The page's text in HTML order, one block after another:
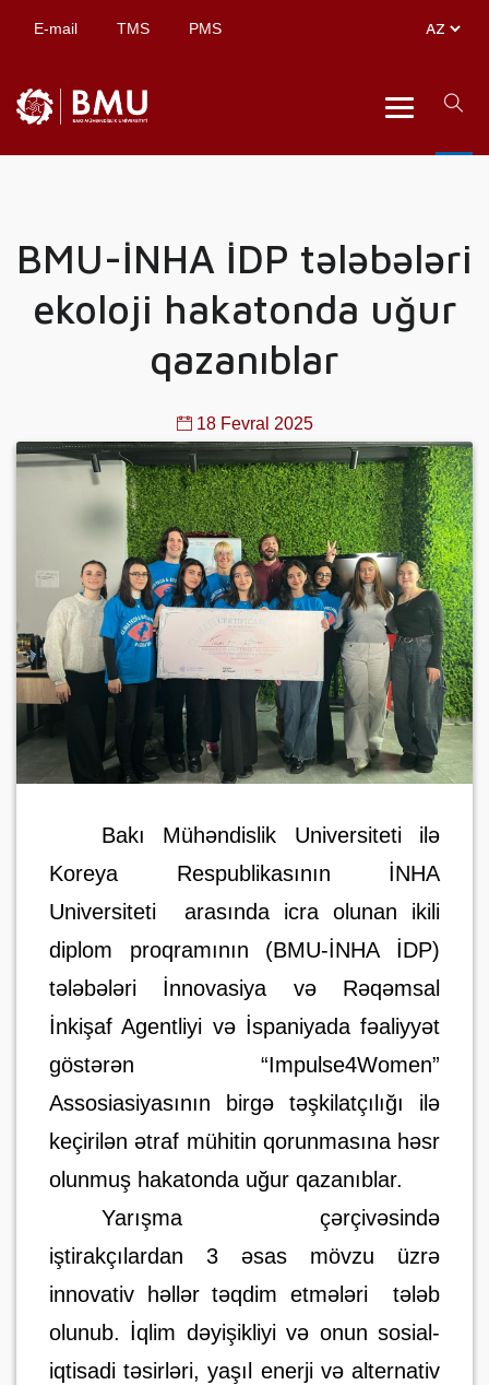
E-mail TMS PMS
BMU-İNHA İDP tələbələri
ekoloji hakatonda uğur
qazanıblar
18 Fevral 2025
Bakı Mühəndislik Universiteti ilə
Koreya Respublikasının İNHA
Universiteti
arasında icra olunan ikili
diplom proqramının (BMU-İNHA İDP)
tələbələri İnnovasiya və Rəqəmsal
İnkişaf Agentliyi və İspaniyada fəaliyyət
göstərən “Impulse4Women”
Assosiasiyasının birgə təşkilatçılığı ilə
keçirilən ətraf mühitin qorunmasına həsr
olunmuş hakatonda uğur qazanıblar.
Yarışma çərçivəsində
iştirakçılardan 3 əsas mövzu üzrə
innovativ həllər təqdim etmələri
tələb
olunub. İqlim dəyişikliyi və onun sosial-
iqtisadi təsirləri, yaşıl enerji və alternativ